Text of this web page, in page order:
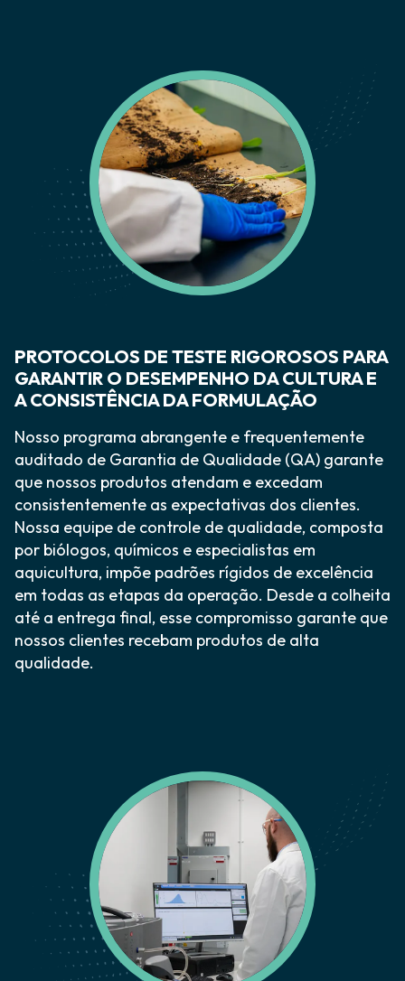
PROTOCOLOS DE TESTE RIGOROSOS PARA
GARANTIR O DESEMPENHO DA CULTURA E
A CONSISTÊNCIA DA FORMULAÇÃO
Nosso programa abrangente e frequentemente
auditado de Garantia de Qualidade (QA) garante
que nossos produtos atendam e excedam
consistentemente as expectativas dos clientes.
Nossa equipe de controle de qualidade, composta
por biólogos, químicos e especialistas em
aquicultura, impõe padrões rígidos de excelência
em todas as etapas da operação. Desde a colheita
até a entrega final, esse compromisso garante que
nossos clientes recebam produtos de alta
qualidade.